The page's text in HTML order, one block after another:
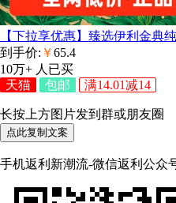
【下拉享优惠】臻选伊利金典
到手价: ￥65.4
10万+ 人已买
天猫
包邮 满14.01减14
长按上方图片发到群或朋友圈
点此复制文案
手机返利新潮流-微信返利公众